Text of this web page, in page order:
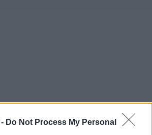
Do Not Process My Personal